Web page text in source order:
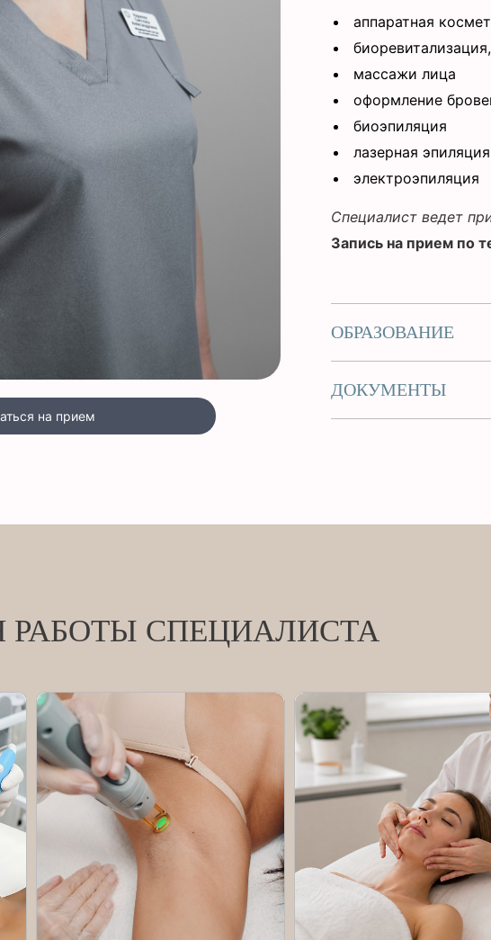
на прием
аппаратная
массажи лица
оформление
биоэпиляция
лазерная эпиляция
электроэпиляция
Специалист ведет
Запись на прием по
ОБРАЗОВАНИЕ
ДОКУМЕНТЫ
РАБОТЫ СПЕЦИАЛИСТА